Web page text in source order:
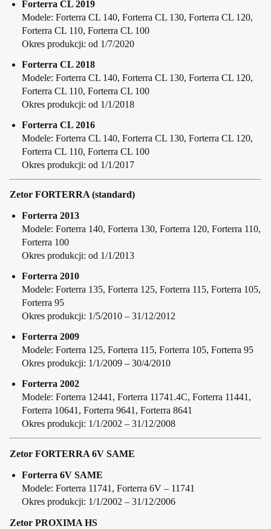
Forterra CL 2019
Modele: Forterra CL 140, Forterra CL 130, Forterra CL 120,
Forterra CL 110, Forterra CL 100
Okres produkcji: od 1/7/2020
Forterra CL 2018
Modele: Forterra CL 140, Forterra CL 130, Forterra CL 120,
Forterra CL 110, Forterra CL 100
Okres produkcji: od 1/1/2018
Forterra CL 2016
Modele: Forterra CL 140, Forterra CL 130, Forterra CL 120,
Forterra CL 110, Forterra CL 100
Okres produkcji: od 1/1/2017
Zetor FORTERRA (standard)
Forterra 2013
Modele: Forterra 140, Forterra 130, Forterra 120, Forterra 110,
Forterra 100
Okres produkcji: od 1/1/2013
Forterra 2010
Modele: Forterra 135, Forterra 125, Forterra 115, Forterra 105,
Forterra 95
Okres produkcji: 1/5/2010 – 31/12/2012
Forterra 2009
Modele: Forterra 125, Forterra 115, Forterra 105, Forterra 95
Okres produkcji: 1/1/2009 – 30/4/2010
Forterra 2002
Modele: Forterra 12441, Forterra 11741.4C, Forterra 11441,
Forterra 10641, Forterra 9641, Forterra 8641
Okres produkcji: 1/1/2002 – 31/12/2008
Zetor FORTERRA 6V SAME
Forterra 6V SAME
Modele: Forterra 11741, Forterra 6V – 11741
Okres produkcji: 1/1/2002 – 31/12/2006
Zetor PROXIMA HS